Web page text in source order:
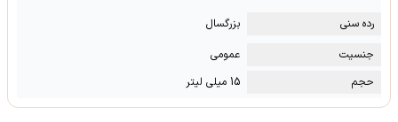
رده سنی
بزرگسال
جنسیت
عمومی
حجم
15 میلی لیتر